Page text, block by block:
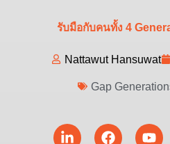
รับมือกับคนทั้ง 4
Nattawut Hansuwat
Gap
Linkedin-Facebook